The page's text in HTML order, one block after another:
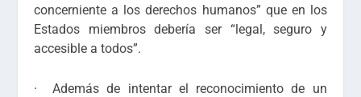
concerniente a los derechos humanos” que en los
Estados miembros debería ser “legal, seguro y
accesible a todos”.
· Además de intentar el reconocimiento de un